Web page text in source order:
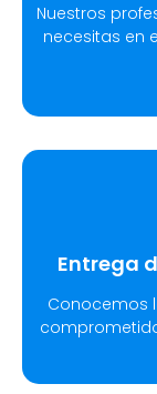
Nuestros
necesitas en
Entrega
Conocemos